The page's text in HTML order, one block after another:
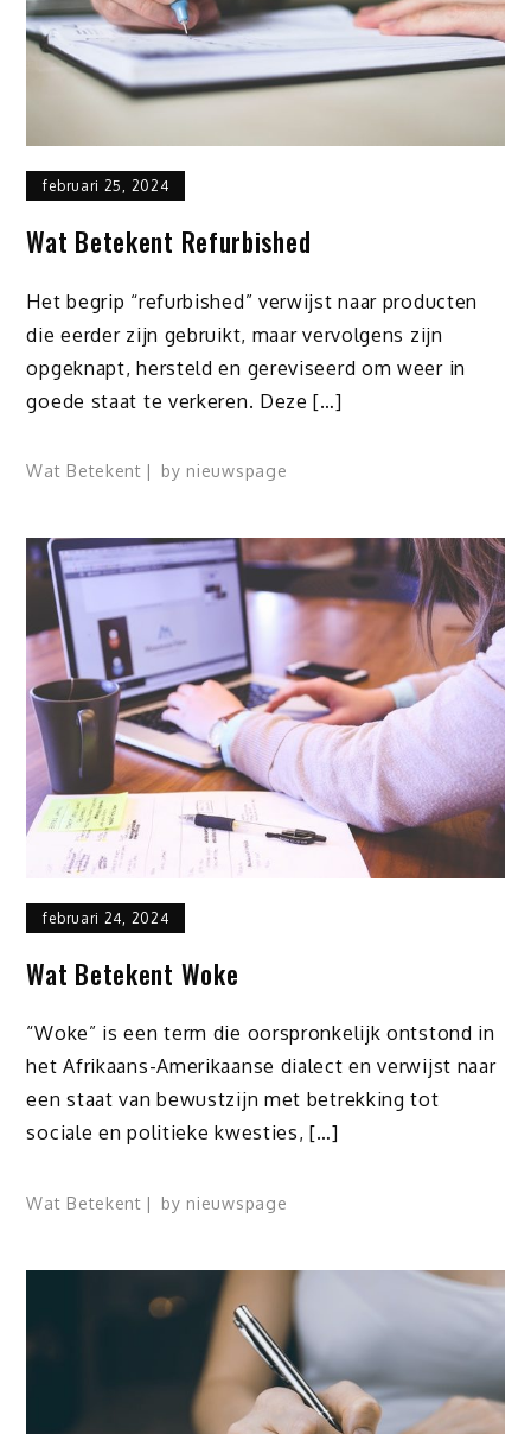
februari 25, 2024
Wat Betekent Refurbished
Het begrip “refurbished” verwijst naar producten
die eerder zijn gebruikt, maar vervolgens zijn
opgeknapt, hersteld en gereviseerd om weer in
goede staat te verkeren. Deze […]
Wat Betekent by nieuwspage
februari 24, 2024
Wat Betekent Woke
“Woke” is een term die oorspronkelijk ontstond in
het Afrikaans-Amerikaanse dialect en verwijst naar
een staat van bewustzijn met betrekking tot
sociale en politieke kwesties, […]
Wat Betekent by nieuwspage